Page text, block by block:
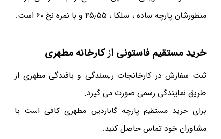
منظورشان پارچه ساده ، سلکا ، ۴۵٫۵۵ و با نمره نخ ۶۰ است.
خرید مستقیم فاستونی از کارخانه مطهری
ثبت سفارش در کارخانجات ریسندگی و بافندگی مطهری از
طریق نمایندگی رسمی صورت می گیرد.
برای خرید مستقیم پارچه گاباردین مطهری کافی است با
مشاوران خود تماس حاصل کنید.